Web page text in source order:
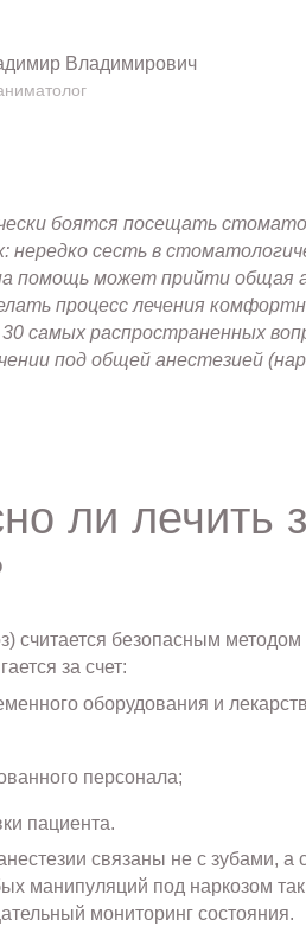
Владимирович
боятся посещать
нередко сесть в
помощь может прийти общая
процесс лечения
самых распространенных
под общей анестезией
ли лечить
считается безопасным
за счет:
оборудования и
персонала;
пациента.
связаны не с зубами,
манипуляций под наркозом
мониторинг состояния.